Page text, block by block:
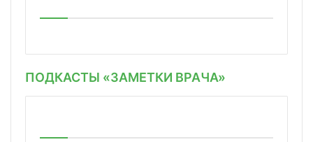
ПОДКАСТЫ «ЗАМЕТКИ ВРАЧА»